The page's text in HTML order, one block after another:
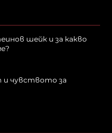
шейк и за какво
и чувството за